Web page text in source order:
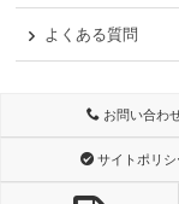
よくある質問
お問い合わ
サイトポリシ